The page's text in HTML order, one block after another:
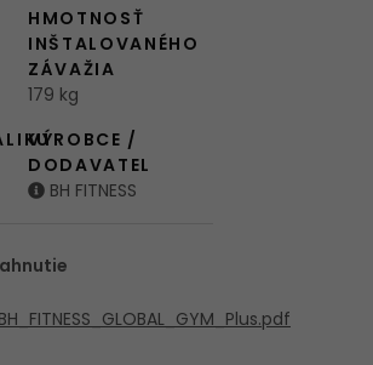
HMOTNOSŤ
INŠTALOVANÉHO
ZÁVAŽIA
179 kg
VÝROBCE /
DODAVATEL
BH FITNESS